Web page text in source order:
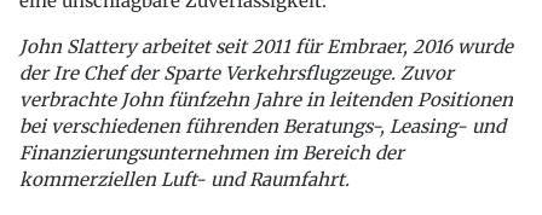
John Slattery arbeitet seit 2011 für Embraer, 2016 wurde
der Ire Chef der Sparte Verkehrsflugzeuge. Zuvor
verbrachte John fünfzehn Jahre in leitenden Positionen
bei verschiedenen führenden Beratungs-, Leasing- und
Finanzierungsunternehmen im Bereich der
kommerziellen Luft- und Raumfahrt.